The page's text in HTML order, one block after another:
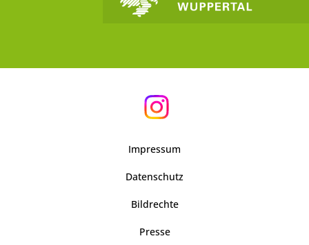
Impressum
Datenschutz
Bildrechte
Presse